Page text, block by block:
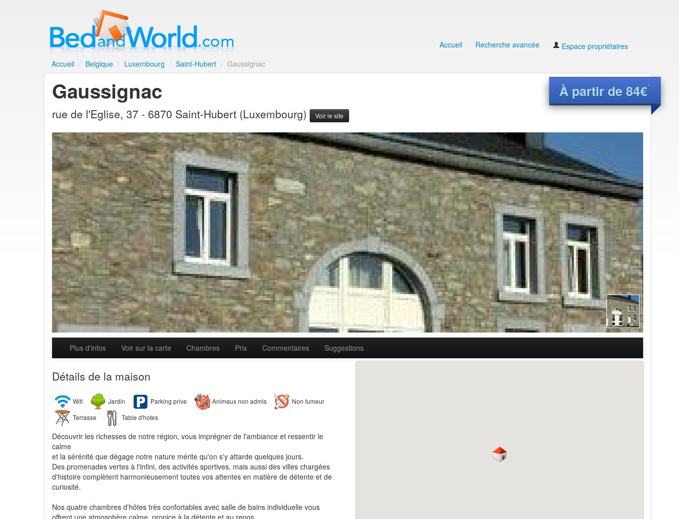
Accueil Recherche avancée
Espace propriétaires
Accueil / Belgique / Luxembourg / Saint-Hubert / Gaussignac
Gaussignac
rue de l'Eglise, 37 - 6870 Saint-Hubert (Luxembourg) Voir le site
À partir de 84€*
Plus d'infos Voir sur la carte Chambres Prix Commentaires Suggestions
Détails de la maison
Wifi Jardin Parking prive Animaux non admis
Non fumeur
Terrasse
Table d'hotes
Découvrir les richesses de notre région, vous imprégner de l'ambiance et ressentir le
calme
et la sérénité que dégage notre nature mérite qu'on s'y attarde quelques jours.
Des promenades vertes à l'infini, des activités sportives, mais aussi des villes chargées
d'histoire complètent harmonieusement toutes vos attentes en matière de détente et de
curiosité.
Nos quatre chambres d'hôtes très confortables avec salle de bains individuelle vous
offrent une atmosphère calme, propice à la détente et au repos.